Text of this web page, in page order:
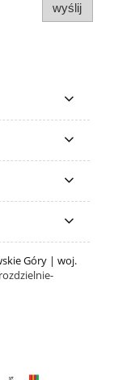
wyślij
Góry | woj.